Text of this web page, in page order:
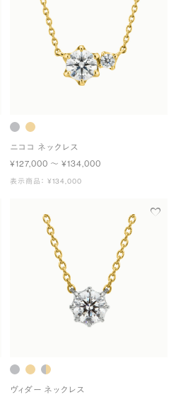
ニココ ネックレス
¥127,000 〜 ¥134,000
表示商品： ¥134,000
ヴィダー ネックレス